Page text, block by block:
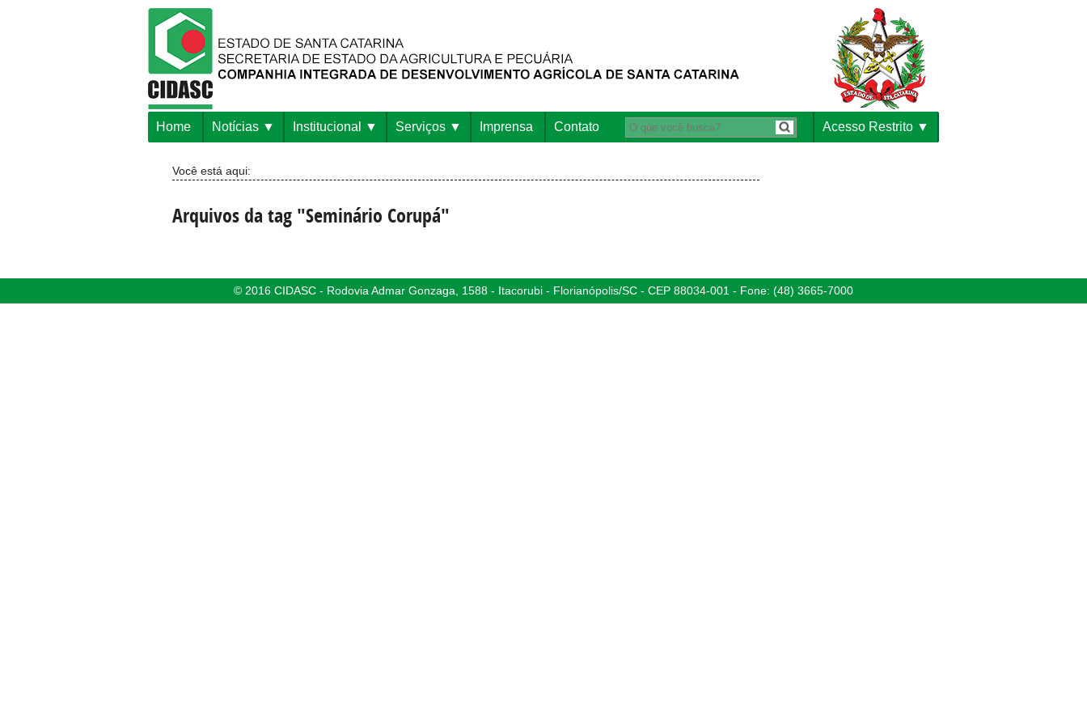
Home Notícias Institucional Serviços Imprensa Contato Acesso Restrito
Você está aqui:
Arquivos da tag "Seminário Corupá"
© 2016 CIDASC - Rodovia Admar Gonzaga, 1588 - Itacorubi - Florianópolis/SC - CEP 88034-001 - Fone: (48) 3665-7000